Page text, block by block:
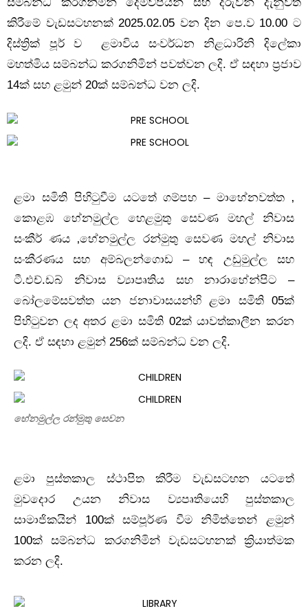
කිරීමේ වැඩසටහනක් 2025.02.05 වන දින පෙ.ව 10.00 ට
දිස්ත්‍රික් පූර් ව ළමාවිය සංවර්ධන නිළධාරිනි දිලේකා
මහත්මිය සම්බන්ධ කරගනිමින් පවත්වන ලදි. ඒ සඳහා ප්‍රජාව
14ක් සහ ළමුන් 20ක් සම්බන්ධ වන ලදි.
ළමා සමිති පිහිටුවීම යටතේ ගම්පහ – මාහේනවත්ත ‚
කොළඹ හේනමුල්ල හෙළමුතු සෙවණ මහල් නිවාස
සංකීර් ණය ‚හේනමුල්ල රන්මුතු සෙවණ මහල් නිවාස
සංකීරණය සහ අම්බලන්ගොඩ – හඳ උඩුමුල්ල සහ
ටී.එච්.ඩබ් නිවාස ව්‍යාපෘතිය සහ නාරාහේන්පිට –
බෝලමේසවත්ත යන ජනාවාසයන්හි ළමා සමිති 05ක්
පිහිටුවන ලද අතර ළමා සමිති 02ක් යාවත්කාලීන කරන
ලදි. ඒ සඳහා ළමුන් 256ක් සම්බන්ධ වන ලදි.
හේනමුල්ල රන්මුතු සෙවන
ළමා පුස්තකාල ස්ථාපිත කිරීම වැඩසටහන යටතේ
මුවදොර උයන නිවාස ව්‍යපෘතියෙහි පුස්තකාල
සාමාජිකයින් 100ක් සම්පූර්ණ වීම නිමිත්තෙන් ළමුන්
100ක් සම්බන්ධ කරගනිමින් වැඩසටහනක් ක්‍රියාත්මක
කරන ලදි.